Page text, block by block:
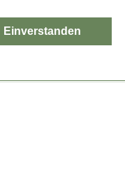
Einverstanden